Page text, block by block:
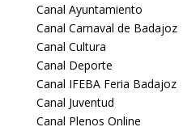
Canal Ayuntamiento
Canal Carnaval de Badajoz
Canal Cultura
Canal Deporte
Canal IFEBA Feria Badajoz
Canal Juventud
Canal Plenos Online